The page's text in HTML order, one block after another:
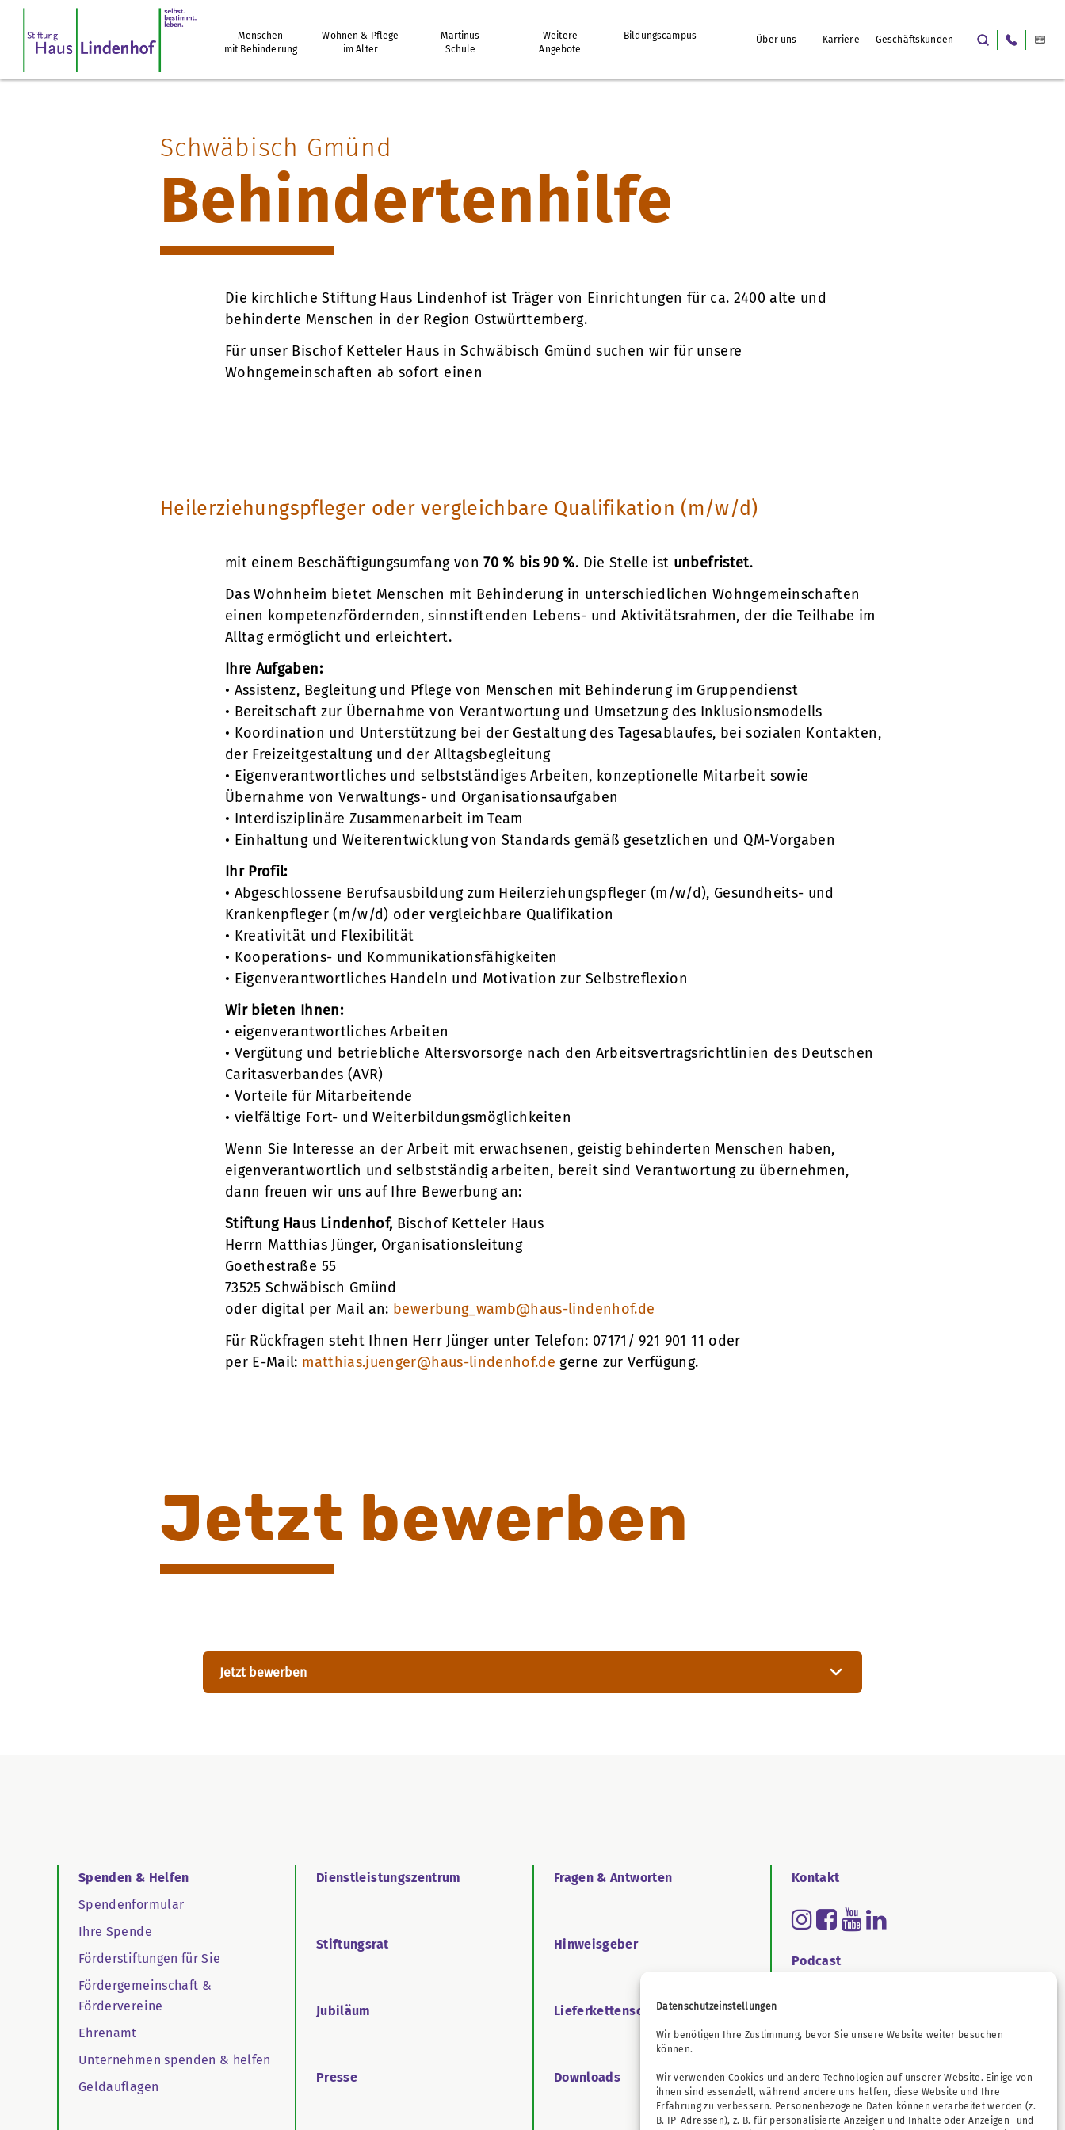
Datenschutzeinstellungen
Wir benötigen Ihre Zustimmung, bevor Sie unsere Website weiter besuchen
können.
Wir verwenden Cookies und andere Technologien auf unserer Website. Einige von
ihnen sind essenziell, während andere uns helfen, diese Website und Ihre
Erfahrung zu verbessern. Personenbezogene Daten können verarbeitet werden (z.
B. IP-Adressen), z. B. für personalisierte Anzeigen und Inhalte oder Anzeigen- und
Menschen
mit Behinderung
Wohnen & Pflege
im Alter
Martinus
Schule
Weitere
Angebote
Bildungscampus Über uns Karriere Geschäftskunden
Schwäbisch Gmünd
Behindertenhilfe
Die kirchliche Stiftung Haus Lindenhof ist Träger von Einrichtungen für ca. 2400 alte und
behinderte Menschen in der Region Ostwürttemberg.
Für unser Bischof Ketteler Haus in Schwäbisch Gmünd suchen wir für unsere
Wohngemeinschaften ab sofort einen
Heilerziehungspfleger oder vergleichbare Qualifikation (m/w/d)
mit einem Beschäftigungsumfang von70 % bis 90 %. Die Stelle ist unbefristet.
Das Wohnheim bietet Menschen mit Behinderung in unterschiedlichen Wohngemeinschaften
einen kompetenzfördernden, sinnstiftenden Lebens- und Aktivitätsrahmen, der die Teilhabe im
Alltag ermöglicht und erleichtert.
Ihre Aufgaben:
• Assistenz, Begleitung und Pflege von Menschen mit Behinderung im Gruppendienst
• Bereitschaft zur Übernahme von Verantwortung und Umsetzung des Inklusionsmodells
• Koordination und Unterstützung bei der Gestaltung des Tagesablaufes, bei sozialen Kontakten,
der Freizeitgestaltung und der Alltagsbegleitung
• Eigenverantwortliches und selbstständiges Arbeiten, konzeptionelle Mitarbeit sowie
Übernahme von Verwaltungs- und Organisationsaufgaben
• Interdisziplinäre Zusammenarbeit im Team
• Einhaltung und Weiterentwicklung von Standards gemäß gesetzlichen und QM-Vorgaben
Ihr Profil:
• Abgeschlossene Berufsausbildung zum Heilerziehungspfleger (m/w/d), Gesundheits- und
Krankenpfleger (m/w/d) oder vergleichbare Qualifikation
• Kreativität und Flexibilität
• Kooperations- und Kommunikationsfähigkeiten
• Eigenverantwortliches Handeln und Motivation zur Selbstreflexion
Wir bieten Ihnen:
• eigenverantwortliches Arbeiten
• Vergütung und betriebliche Altersvorsorge nach den Arbeitsvertragsrichtlinien des Deutschen
Caritasverbandes (AVR)
• Vorteile für Mitarbeitende
• vielfältige Fort- und Weiterbildungsmöglichkeiten
Wenn Sie Interesse an der Arbeit mit erwachsenen, geistig behinderten Menschen haben,
eigenverantwortlich und selbstständig arbeiten, bereit sind Verantwortung zu übernehmen,
dann freuen wir uns auf Ihre Bewerbung an:
Stiftung Haus Lindenhof, Bischof Ketteler Haus
Herrn Matthias Jünger, Organisationsleitung
Goethestraße 55
73525 Schwäbisch Gmünd
oder digital per Mail an: bewerbung_wamb@haus-lindenhof.de
Für Rückfragen steht Ihnen Herr Jünger unter Telefon: 07171/ 921 901 11 oder
per E-Mail: matthias.juenger@haus-lindenhof.de gerne zur Verfügung.
Jetzt bewerben
Jetzt bewerben
Spenden & Helfen
Spendenformular
Ihre Spende
Förderstiftungen für Sie
Fördergemeinschaft &
Fördervereine
Ehrenamt
Unternehmen spenden & helfen
Geldauflagen
Dienstleistungszentrum
Stiftungsrat
Jubiläum
Presse
Fragen & Antworten
Hinweisgeber
Lieferkettensorgfaltspflichtengesetz
Downloads
Kontakt
Podcast